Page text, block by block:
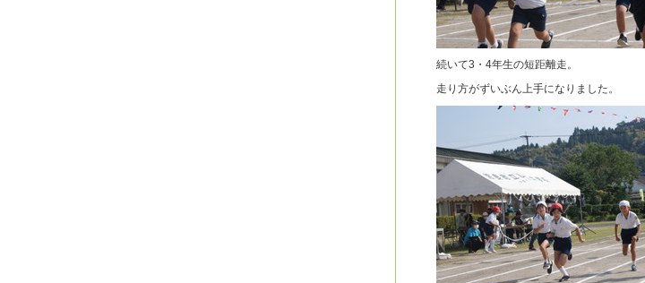
続いて3・4年生の短距離走。
走り方がずいぶん上手になりました。